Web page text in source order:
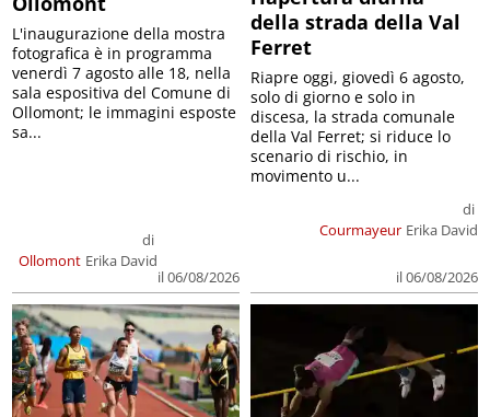
Ollomont
di
Erika David
il 06/08/2026
L'inaugurazione della mostra
fotografica è in programma
venerdì 7 agosto alle 18, nella
sala espositiva del Comune di
Ollomont; le immagini esposte
sa...
della strada della Val
Ferret
Courmayeur
di
Erika David
il 06/08/2026
Riapre oggi, giovedì 6 agosto,
solo di giorno e solo in
discesa, la strada comunale
della Val Ferret; si riduce lo
scenario di rischio, in
movimento u...